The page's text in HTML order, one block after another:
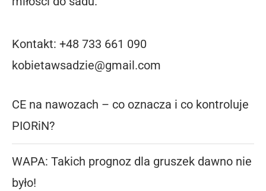
Kontakt: +48 733 661 090
kobietawsadzie@gmail.com
CE na nawozach – co oznacza i co kontroluje
PIORiN?
WAPA: Takich prognoz dla gruszek dawno nie
było!